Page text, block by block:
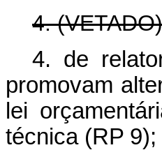
4.
4. de
promovam
lei
técnica (RP